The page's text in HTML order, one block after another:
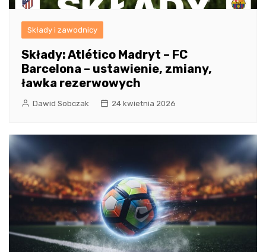
Składy i zawodnicy
Składy: Atlético Madryt – FC
Barcelona – ustawienie, zmiany,
ławka rezerwowych
Dawid Sobczak 24 kwietnia 2026